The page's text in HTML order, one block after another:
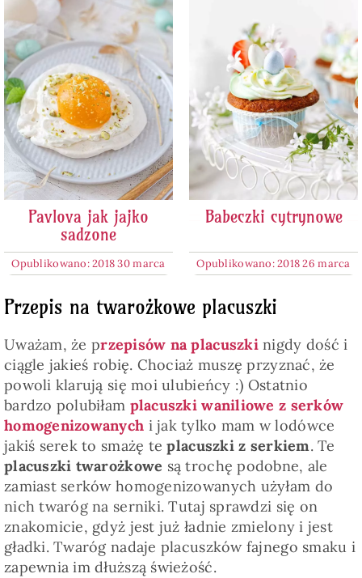
Pavlova jak jajko
sadzone
Opublikowano: 2018 30 marca
Babeczki cytrynowe
Opublikowano: 2018 26 marca
Przepis na twarożkowe placuszki
Uważam, że przepisów na placuszkinigdy dość i
ciągle jakieś robię. Chociaż muszę przyznać, że
powoli klarują się moi ulubieńcy :) Ostatnio
bardzo polubiłam placuszki waniliowe z serków
homogenizowanych i jak tylko mam w lodówce
jakiś serek to smażę teplacuszki z serkiem. Te
placuszki twarożkowe są trochę podobne, ale
zamiast serków homogenizowanych użyłam do
nich twaróg na serniki. Tutaj sprawdzi się on
znakomicie, gdyż jest już ładnie zmielony i jest
gładki. Twaróg nadaje placuszków fajnego smaku i
zapewnia im dłuższą świeżość.